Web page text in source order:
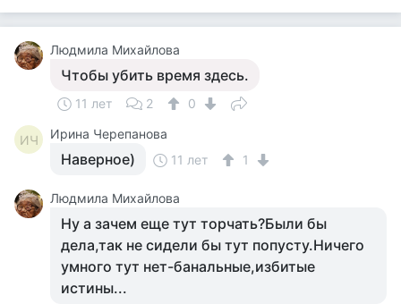
Людмила Михайлова
Чтобы убить время здесь.
11 лет 2 0
ИЧ Ирина Черепанова
Наверное) 11 лет 1
Людмила Михайлова
Ну а зачем еще тут торчать?Были бы
дела,так не сидели бы тут попусту.Ничего
умного тут нет-банальные,избитые
истины...